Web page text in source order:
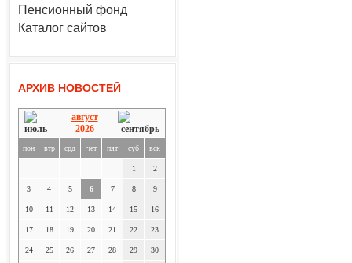
Пенсионный фонд
Каталог сайтов
АРХИВ НОВОСТЕЙ
август
2026
пон втр срд чет пят суб вск
1 2
3 4 5 6 7 8 9
10 11 12 13 14 15 16
17 18 19 20 21 22 23
24 25 26 27 28 29 30